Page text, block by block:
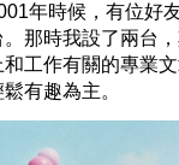
年時候，有位好
。那時我設了兩台
和工作有關的專業
鬆有趣為主。